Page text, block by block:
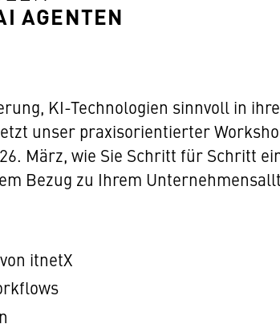
AGENTEN
KI-Technologien sinnvoll in
unser praxisorientierter
März, wie Sie Schritt für Schritt
Bezug zu Ihrem
itnetX